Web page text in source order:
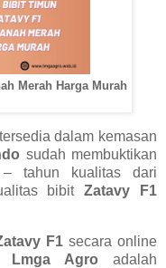
Merah Harga Murah
tersedia dalam kemasan
sudah membuktikan
– tahun kualitas dari
bibitZatavy F1
F1 secara online
Lmga Agro adalah